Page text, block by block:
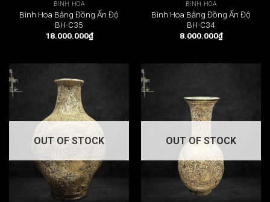
BÌNH HOA
Bình Hoa Bằng Đồng Ấn Độ
BH-C35
18.000.000₫
BÌNH HOA
Bình Hoa Bằng Đồng Ấn Độ
BH-C34
8.000.000₫
OUT OF STOCK OUT OF STOCK